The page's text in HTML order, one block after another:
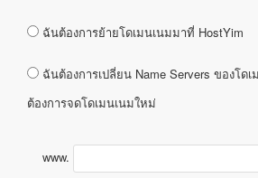
ฉันต้องการย้ายโดเมนเนมมาที่ HostYim
ฉันต้องการเปลี่ยน Name Servers ของโด
ต้องการจดโดเมนเนมใหม่
www.